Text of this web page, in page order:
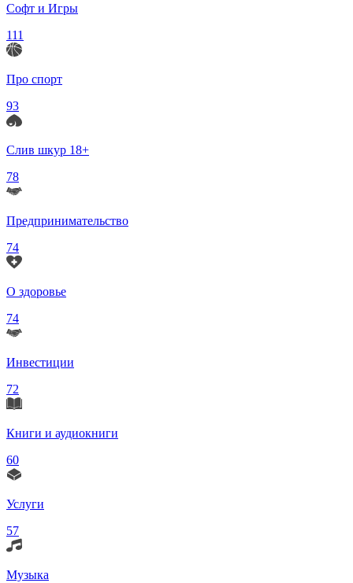
Софт и Игры
111
Про спорт
93
Слив шкур 18+
78
Предпринимательство
74
О здоровье
74
Инвестиции
72
Книги и аудиокниги
60
Услуги
57
Музыка